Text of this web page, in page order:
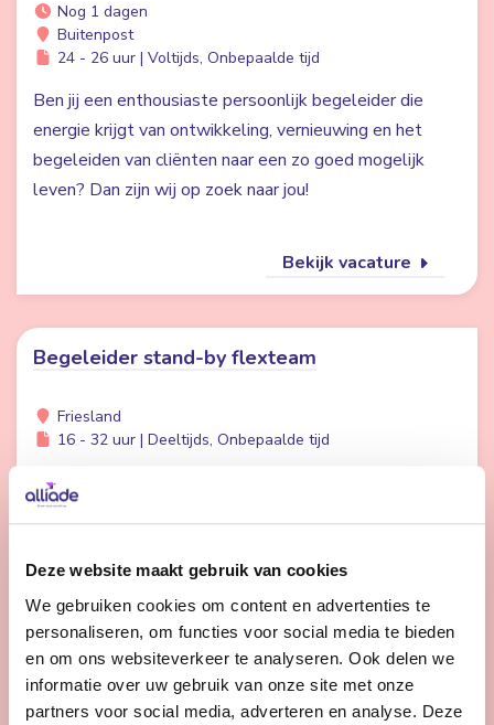
Deze website maakt gebruik van cookies
We gebruiken cookies om content en advertenties te
personaliseren, om functies voor social media te bieden
en om ons websiteverkeer te analyseren. Ook delen we
informatie over uw gebruik van onze site met onze
partners voor social media, adverteren en analyse. Deze
Nog 1 dagen
Buitenpost
24 - 26 uur | Voltijds, Onbepaalde tijd
Ben jij een enthousiaste persoonlijk begeleider die
energie krijgt van ontwikkeling, vernieuwing en het
begeleiden van cliënten naar een zo goed mogelijk
leven? Dan zijn wij op zoek naar jou!
Bekijk vacature
Begeleider stand-by flexteam
Friesland
16 - 32 uur | Deeltijds, Onbepaalde tijd
Wil jij meer afwisseling in je werk en meer tijd voor
persoonlijke aandacht voor cliënten? Dan is werken in
Bekijk vacature
Volgende